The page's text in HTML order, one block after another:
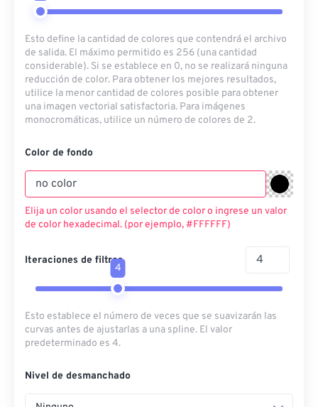
Esto define la cantidad de colores que contendrá el archivo
de salida. El máximo permitido es 256 (una cantidad
considerable). Si se establece en 0, no se realizará ninguna
reducción de color. Para obtener los mejores resultados,
utilice la menor cantidad de colores posible para obtener
una imagen vectorial satisfactoria. Para imágenes
monocromáticas, utilice un número de colores de 2.
Color de fondo
Elija un color usando el selector de color o ingrese un valor
de color hexadecimal. (por ejemplo, #FFFFFF)
Iteraciones de filtros
4
Esto establece el número de veces que se suavizarán las
curvas antes de ajustarlas a una spline. El valor
predeterminado es 4.
Nivel de desmanchado